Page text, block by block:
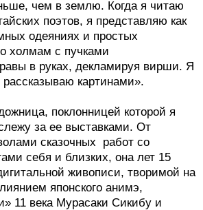
чем в землю. Когда я читаю
поэтов, я представляю как
одеяниях и простых
холмам с пучками
в руках, декламируя вирши. Я
картинами».
поклонницей которой я
за ее выставками. От
сказочных работ со
себя и близких, она лет 15
живописи, творимой на
японского анимэ,
11 века Мурасаки Сикибу и